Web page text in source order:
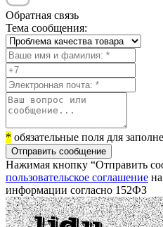
Обратная связь
Тема сообщения:
* обязательные поля для
Отправить сообщение
Нажимая кнопку “Отправить
пользовательское соглашение
информации согласно 152ФЗ